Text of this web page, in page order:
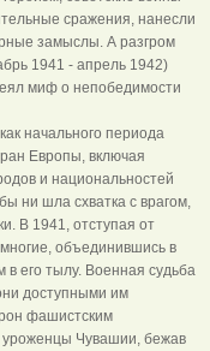
сражения, нанесли
замыслы. А разгром
1941 - апрель 1942)
миф о непобедимости
начального периода
Европы, включая
и национальностей
ни шла схватка с врагом,
В 1941, отступая от
объединившись в
в его тылу. Военная судьба
доступными им
фашистским
уроженцы Чувашии, бежав